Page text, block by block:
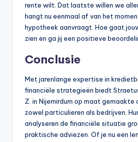
rente wilt. Dat laatste willen we
hangt nu eenmaal af van het
hypotheek aanvraagt. Hoe gaat
zien en ga jij een positieve
Conclusie
Met jarenlange expertise in
financiële strategieën biedt
Z. in Nijemirdum op maat gemaakte
zowel particulieren als bedrijven.
analyseren de financiële situatie
praktische adviezen. Of je nu een